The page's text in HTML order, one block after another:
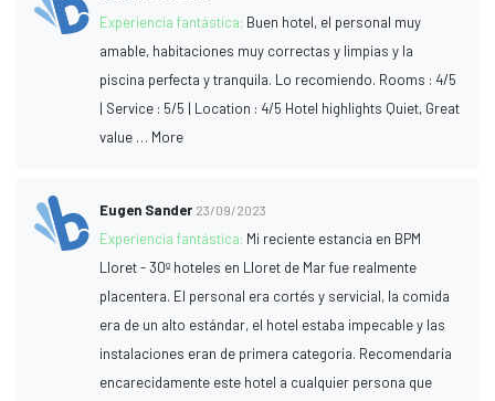
Experiencia fantástica: Buen hotel, el personal muy
amable, habitaciones muy correctas y limpias y la
piscina perfecta y tranquila. Lo recomiendo. Rooms : 4/5
| Service : 5/5 | Location : 4/5 Hotel highlights Quiet, Great
value … More
Eugen Sander 23/09/2023
Experiencia fantástica: Mi reciente estancia en BPM
Lloret - 30º hoteles en Lloret de Mar fue realmente
placentera. El personal era cortés y servicial, la comida
era de un alto estándar, el hotel estaba impecable y las
instalaciones eran de primera categoría. Recomendaría
encarecidamente este hotel a cualquier persona que